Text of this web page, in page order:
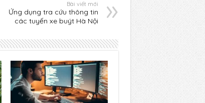
Bài viết mới
Ứng dụng tra cứu thông tin
các tuyến xe buýt Hà Nội